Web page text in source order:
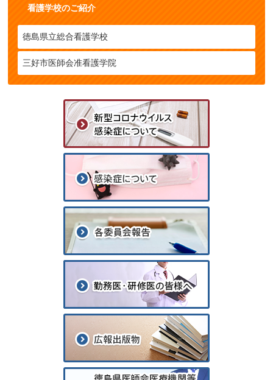
看護学校のご紹介
徳島県立総合看護学校
三好市医師会准看護学院